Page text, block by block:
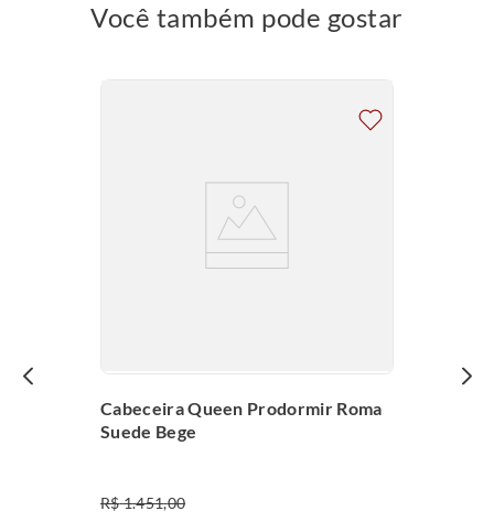
Você também pode gostar
Cabeceira Queen Prodormir Roma
Suede Bege
R$1.451,00